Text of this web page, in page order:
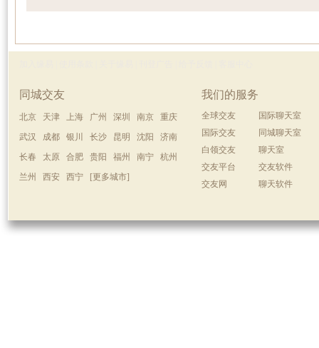
同城交友
北京 天津 上海 广州 深圳 南京
重庆
武汉
成都 银川 长沙 昆明 沈阳
济南
长春
太原 合肥 贵阳 福州 南宁
杭州
兰州
西安 西宁 [更多城市]
我们的服务
全球交友
国际交友
白领交友
交友平台
交友网
国际聊天室
同城聊天室
聊天室
交友软件
聊天软件